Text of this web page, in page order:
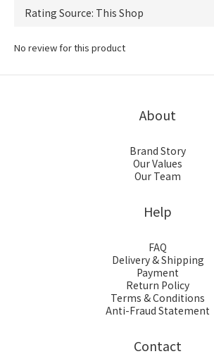
No review for this product
About
Brand Story
Our Values
Our Team
Help
FAQ
Delivery & Shipping
Payment
Return Policy
Terms & Conditions
Anti-Fraud Statement
Contact